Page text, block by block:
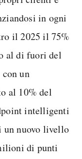
in ogni
il 2025 il 75%
al di fuori del
un
al 10% del
intelligenti
un nuovo livello
di punti